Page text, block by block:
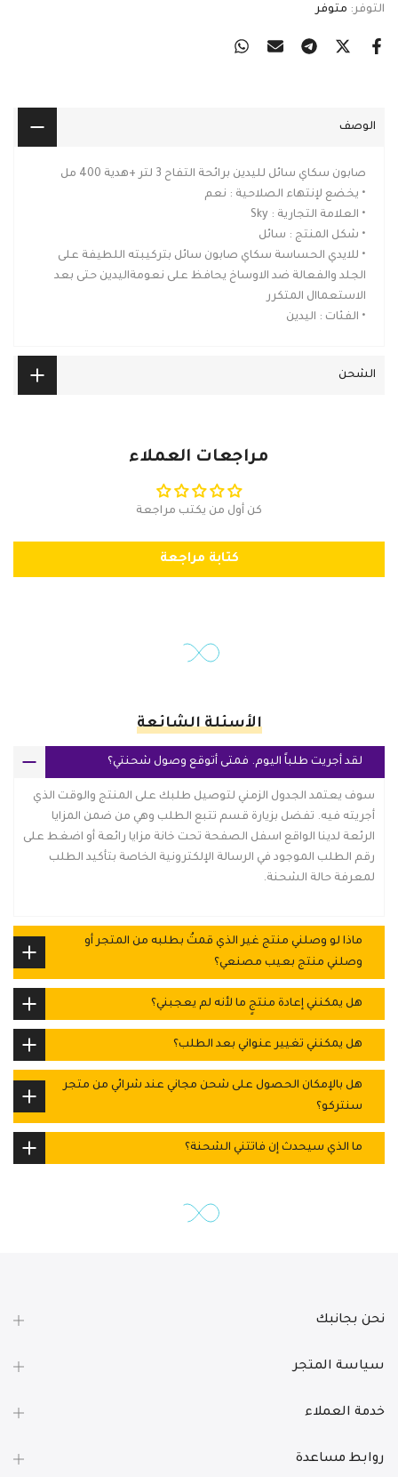
التوفر: متوفر
الوصف
صابون سكاي سائل لليدين برائحة التفاح 3 لتر +هدية 400 مل
• يخضع لإنتهاء الصلاحية : نعم
• العلامة التجارية : Sky
• شكل المنتج : سائل
• للايدي الحساسة سكاي صابون سائل بتركيبته اللطيفة على
الجلد والفعالة ضد الاوساخ يحافظ على نعومةاليدين حتى بعد
الاستعماال المتكرر
• الفئات : اليدين
الشحن
مراجعات العملاء
كن أول من يكتب مراجعة
كتابة مراجعة
الأسئلة الشائعة
لقد أجريت طلباً اليوم. فمتى أتوقع وصول شحنتي؟
سوف يعتمد الجدول الزمني لتوصيل طلبك على المنتج والوقت الذي
أجريته فيه. تفضل بزيارة قسم تتبع الطلب وهي من ضمن المزايا
الرئعة لدينا الواقع اسفل الصفحة تحت خانة مزايا رائعة أو اضغط على
رقم الطلب الموجود في الرسالة الإلكترونية الخاصة بتأكيد الطلب
لمعرفة حالة الشحنة.
ماذا لو وصلني منتج غير الذي قمتُ بطلبه من المتجر أو
وصلني منتج بعيب مصنعي؟
هل يمكنني إعادة منتجٍ ما لأنه لم يعجبني؟
هل يمكنني تغيير عنواني بعد الطلب؟
هل بالإمكان الحصول على شحن مجاني عند شرائي من متجر
سنتركو؟
ما الذي سيحدث إن فاتتني الشحنة؟
نحن بجانبك
سياسة المتجر
خدمة العملاء
روابط مساعدة